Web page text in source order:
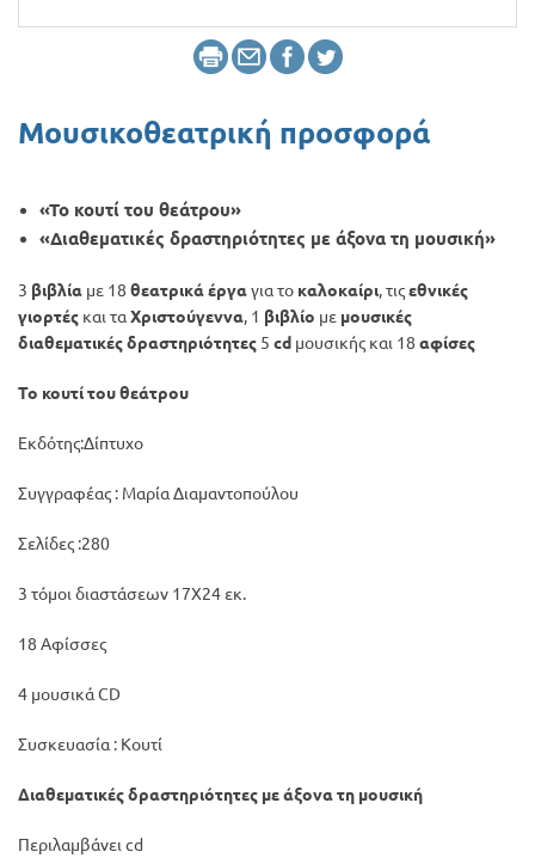
Μουσικοθεατρική προσφορά
«Το κουτί του θεάτρου»
«Διαθεματικές δραστηριότητες με άξονα τη μουσική»
3 βιβλία με 18 θεατρικά έργαγια το καλοκαίρι, τιςεθνικές
γιορτές και ταΧριστούγεννα, 1 βιβλίο με μουσικές
διαθεματικές δραστηριότητες 5 cd μουσικής και 18 αφίσες
Το κουτί του θεάτρου
Εκδότης:Δίπτυχο
Συγγραφέας : Μαρία Διαμαντοπούλου
Σελίδες :280
3 τόμοι διαστάσεων 17Χ24 εκ.
18 Αφίσσες
4 μουσικά CD
Συσκευασία : Κουτί
Διαθεματικές δραστηριότητες με άξονα τη μουσική
Περιλαμβάνει cd